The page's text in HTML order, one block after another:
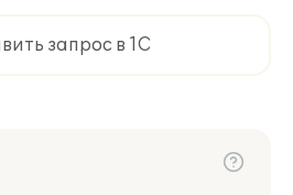
запрос в 1С